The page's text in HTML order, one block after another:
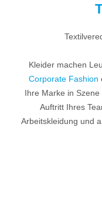
Kleider machen
Corporate Fashion
Ihre Marke in
Auftritt Ihres
Arbeitskleidung und